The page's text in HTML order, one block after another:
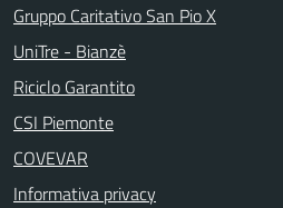
Gruppo Caritativo San Pio X
UniTre - Bianzè
Riciclo Garantito
CSI Piemonte
COVEVAR
Informativa privacy